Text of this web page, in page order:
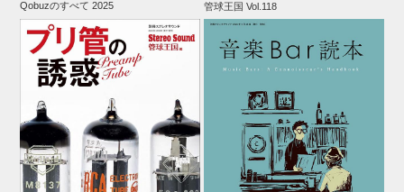
Qobuzのすべて 2025 管球王国 Vol.118